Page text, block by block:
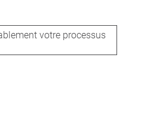
votre processus